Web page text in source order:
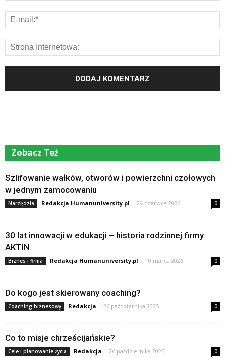
Zobacz Też
Szlifowanie wałków, otworów i powierzchni czołowych
w jednym zamocowaniu
Narzędzia Redakcja Humanuniversity.pl - 29 czerwca 2026 0
30 lat innowacji w edukacji – historia rodzinnej firmy
AKTIN
Biznes i firma Redakcja Humanuniversity.pl - 10 marca 2026 0
Do kogo jest skierowany coaching?
Coaching biznesowy Redakcja - 26 października 2025 0
Co to misje chrześcijańskie?
Cele i planowanie życia Redakcja - 26 października 2025 0